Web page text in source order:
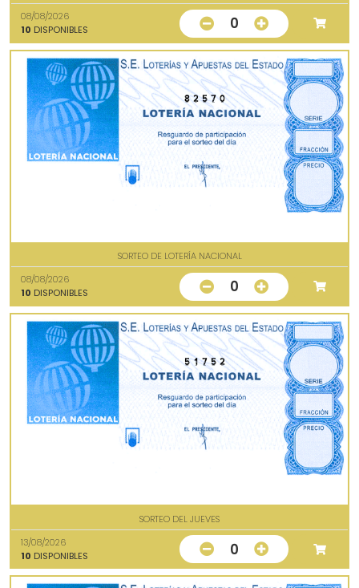
08/08/2026
10 DISPONIBLES 0
82570
SORTEO DE LOTERÍA NACIONAL
08/08/2026
10 DISPONIBLES 0
51752
SORTEO DEL JUEVES
13/08/2026
10 DISPONIBLES 0